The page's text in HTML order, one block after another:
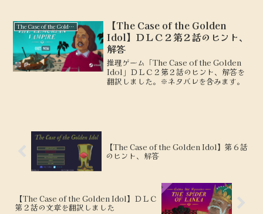
The Case of the Golden Idol
【The Case of the Golden
Idol】ＤＬＣ２第２話のヒント、
解答
推理ゲーム「The Case of the Golden
Idol」ＤＬＣ２第２話のヒント、解答を
翻訳しました。※ネタバレを含みます。
【The Case of the Golden Idol】第６話
のヒント、解答
【The Case of the Golden Idol】ＤＬＣ
第２話の文章を翻訳しました